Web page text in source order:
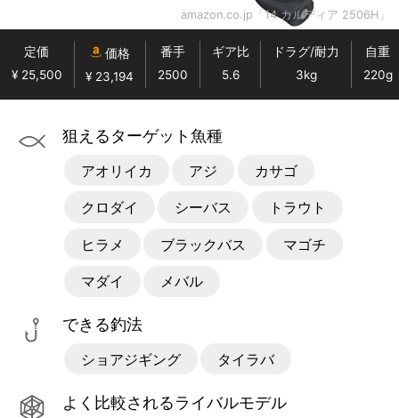
amazon.co.jp「14 カルディア 2506H」
定価
¥ 25,500
価格
¥ 23,194
番手
2500
ギア比
5.6
ドラグ/耐力
3kg
自重
220g
狙えるターゲット魚種
アオリイカ アジ カサゴ
クロダイ シーバス トラウト
ヒラメ ブラックバス マゴチ
マダイ メバル
できる釣法
ショアジギング タイラバ
よく比較されるライバルモデル